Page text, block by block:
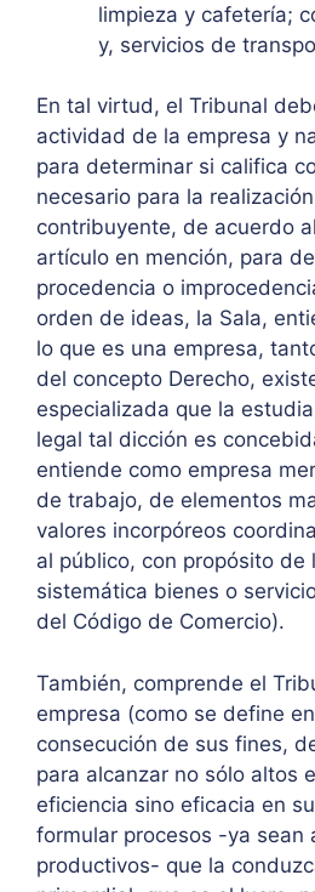
limpieza y cafetería;
y, servicios de
En tal virtud, el Tribunal
actividad de la empresa y
para determinar si califica
necesario para la
contribuyente, de acuerdo
artículo en mención, para
procedencia o
orden de ideas, la Sala,
lo que es una empresa,
del concepto Derecho,
especializada que la
legal tal dicción es
entiende como empresa
de trabajo, de elementos
valores incorpóreos
al público, con propósito de
sistemática bienes o
del Código de Comercio).
También, comprende el
empresa (como se define
consecución de sus fines,
para alcanzar no sólo altos
eficiencia sino eficacia en
formular procesos -ya sean
productivos- que la